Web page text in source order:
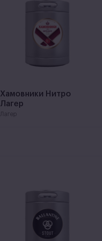
Хамовники Нитро
Лагер
Лагер